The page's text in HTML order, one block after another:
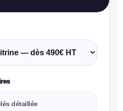
détaillée